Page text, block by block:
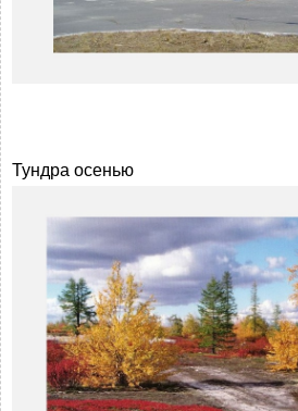
Тундра осенью